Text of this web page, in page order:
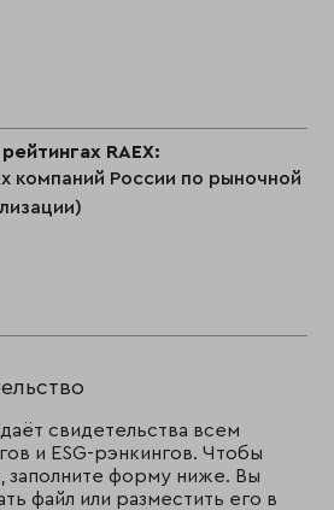
RAEX:
компаний России по рыночной
свидетельства всем
и ESG-рэнкингов. Чтобы
заполните форму ниже. Вы
файл или разместить его в